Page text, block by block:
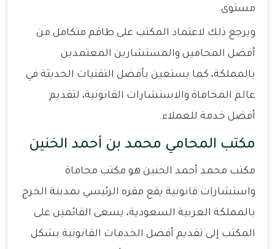
مستوى.
ويرجع ذلك لاعتماد المكتب على طاقم متكامل من
أفضل المحامين والمستشارين المعتمدين
بالمملكة، كما يستعين بأفضل التقنيات الحديثة في
عالم المحاماة والاستشارات القانونية، لتقديم
أفضل خدمة للعملاء.
مكتب المحامي محمد بن أحمد الخنين
مكتب محمد أحمد الخنين هو مكتب محاماة
واستشارات قانونية يقع مقره الرئيسي بمدينة الخرج
بالمملكة العربية السعودية، يسعى القائمين على
المكتب إلى تقديم أفضل الخدمات القانونية بشكل